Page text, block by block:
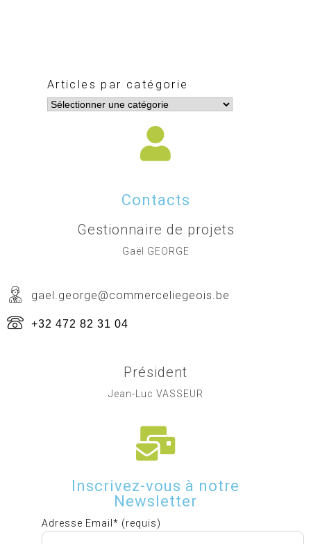
Articles par catégorie
Contacts
Gestionnaire de projets
Gaël GEORGE
gael.george@commerceliegeois.be
+32 472 82 31 04
Président
Jean-Luc VASSEUR
Inscrivez-vous à notre
Newsletter
Adresse Email* (requis)